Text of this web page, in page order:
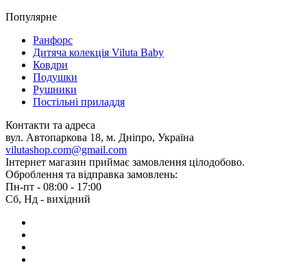
Популярне
Ранфорс
Дитяча колекція Viluta Baby
Ковдри
Подушки
Рушники
Постільні приладдя
Контакти та адреса
вул. Автопаркова 18, м. Дніпро, Україна
vilutashop.com@gmail.com
Інтернет магазин приймає замовлення цілодобово.
Оброблення та відправка замовлень:
Пн-пт - 08:00 - 17:00
Сб, Нд - вихідний